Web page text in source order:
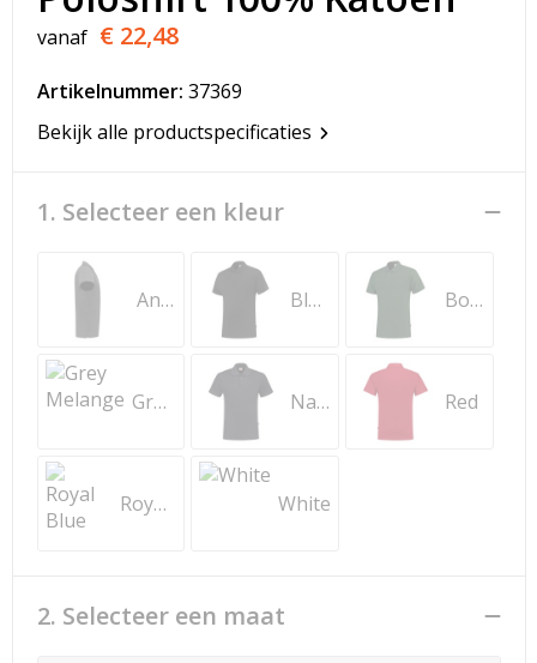
T-Shirts
Vesten
vanaf € 22,48
Artikelnummer: 37369
Bekijk alle productspecificaties
1. Selecteer een kleur
Anthracite Melange Black Bottle Green
Grey Melange Navy Red
Royal Blue White
2. Selecteer een maat